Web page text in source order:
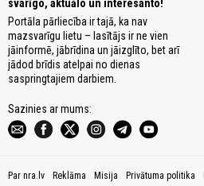
svarīgo, aktuālo un interesanto!
Portāla pārliecība ir tajā, ka nav
mazsvarīgu lietu – lasītājs ir ne vien
jāinformē, jābrīdina un jāizglīto, bet arī
jādod brīdis atelpai no dienas
saspringtajiem darbiem.
Sazinies ar mums:
Par nra.lv Reklāma Misija Privātuma politika